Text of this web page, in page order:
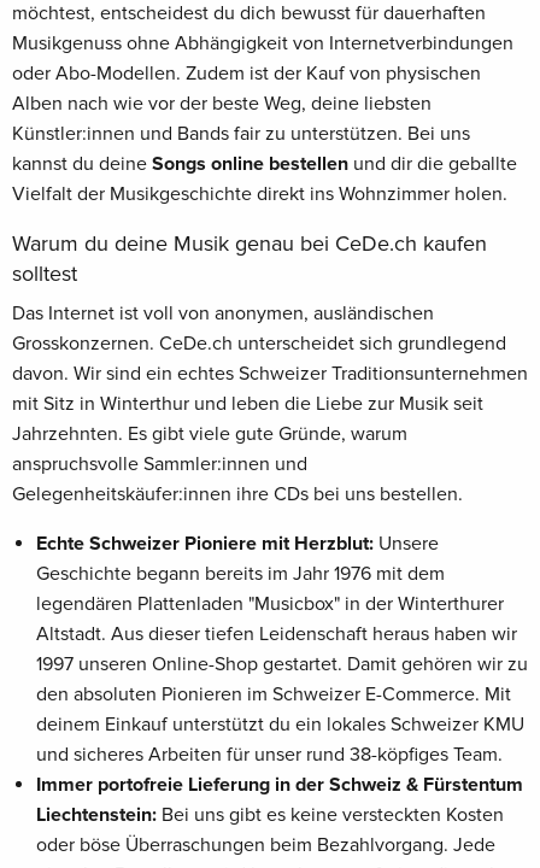
möchtest, entscheidest du dich bewusst für dauerhaften
Musikgenuss ohne Abhängigkeit von Internetverbindungen
oder Abo-Modellen. Zudem ist der Kauf von physischen
Alben nach wie vor der beste Weg, deine liebsten
Künstler:innen und Bands fair zu unterstützen. Bei uns
kannst du deine Songs online bestellen und dir die geballte
Vielfalt der Musikgeschichte direkt ins Wohnzimmer holen.
Warum du deine Musik genau bei CeDe.ch kaufen
solltest
Das Internet ist voll von anonymen, ausländischen
Grosskonzernen. CeDe.ch unterscheidet sich grundlegend
davon. Wir sind ein echtes Schweizer Traditionsunternehmen
mit Sitz in Winterthur und leben die Liebe zur Musik seit
Jahrzehnten. Es gibt viele gute Gründe, warum
anspruchsvolle Sammler:innen und
Gelegenheitskäufer:innen ihre CDs bei uns bestellen.
Echte Schweizer Pioniere mit Herzblut: Unsere
Geschichte begann bereits im Jahr 1976 mit dem
legendären Plattenladen "Musicbox" in der Winterthurer
Altstadt. Aus dieser tiefen Leidenschaft heraus haben wir
1997 unseren Online-Shop gestartet. Damit gehören wir zu
den absoluten Pionieren im Schweizer E-Commerce. Mit
deinem Einkauf unterstützt du ein lokales Schweizer KMU
und sicheres Arbeiten für unser rund 38-köpfiges Team.
Immer portofreie Lieferung in der Schweiz & Fürstentum
Liechtenstein: Bei uns gibt es keine versteckten Kosten
oder böse Überraschungen beim Bezahlvorgang. Jede